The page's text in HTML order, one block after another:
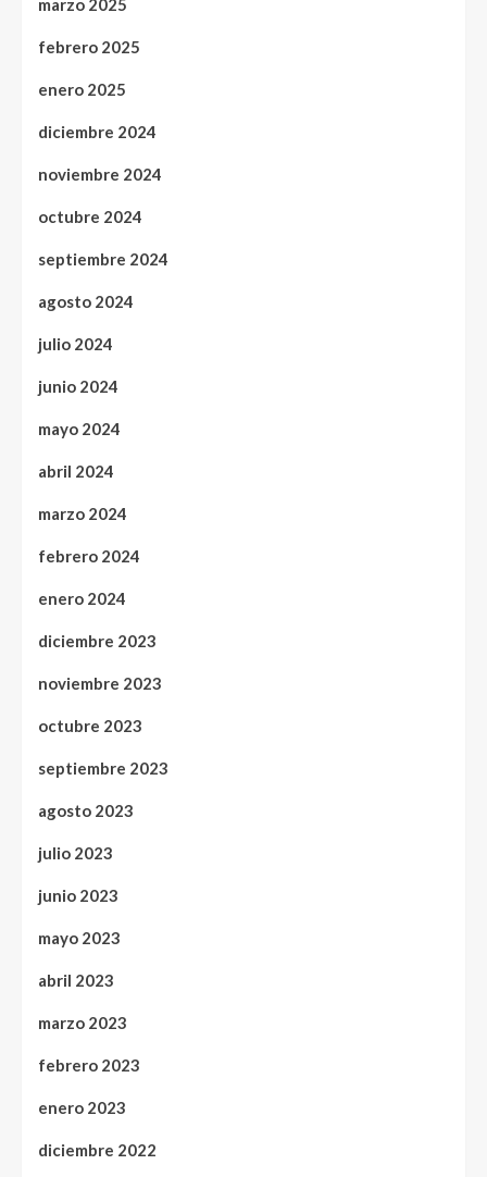
marzo 2025
febrero 2025
enero 2025
diciembre 2024
noviembre 2024
octubre 2024
septiembre 2024
agosto 2024
julio 2024
junio 2024
mayo 2024
abril 2024
marzo 2024
febrero 2024
enero 2024
diciembre 2023
noviembre 2023
octubre 2023
septiembre 2023
agosto 2023
julio 2023
junio 2023
mayo 2023
abril 2023
marzo 2023
febrero 2023
enero 2023
diciembre 2022